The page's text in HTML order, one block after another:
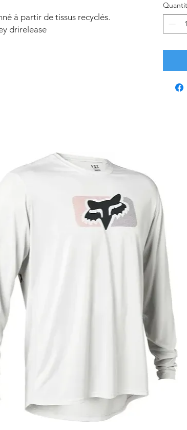
à partir de tissus recyclés.
drirelease